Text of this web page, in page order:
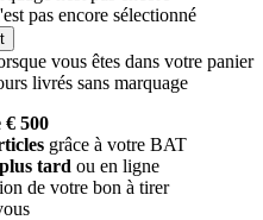
pas encore sélectionné
vous êtes dans votre panier
livrés sans marquage
500
grâce à votre BAT
tard ou en ligne
de votre bon à tirer